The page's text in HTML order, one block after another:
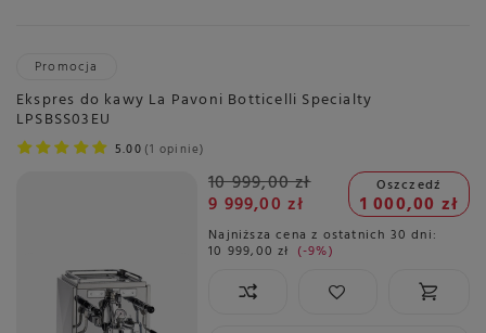
Promocja
Ekspres do kawy La Pavoni Botticelli Specialty
LPSBSS03EU
5.00 1 opinie
10 999,00 zł
9 999,00 zł
Oszczedź
1 000,00 zł
Najniższa cena z ostatnich 30 dni:
10 999,00 zł -9%